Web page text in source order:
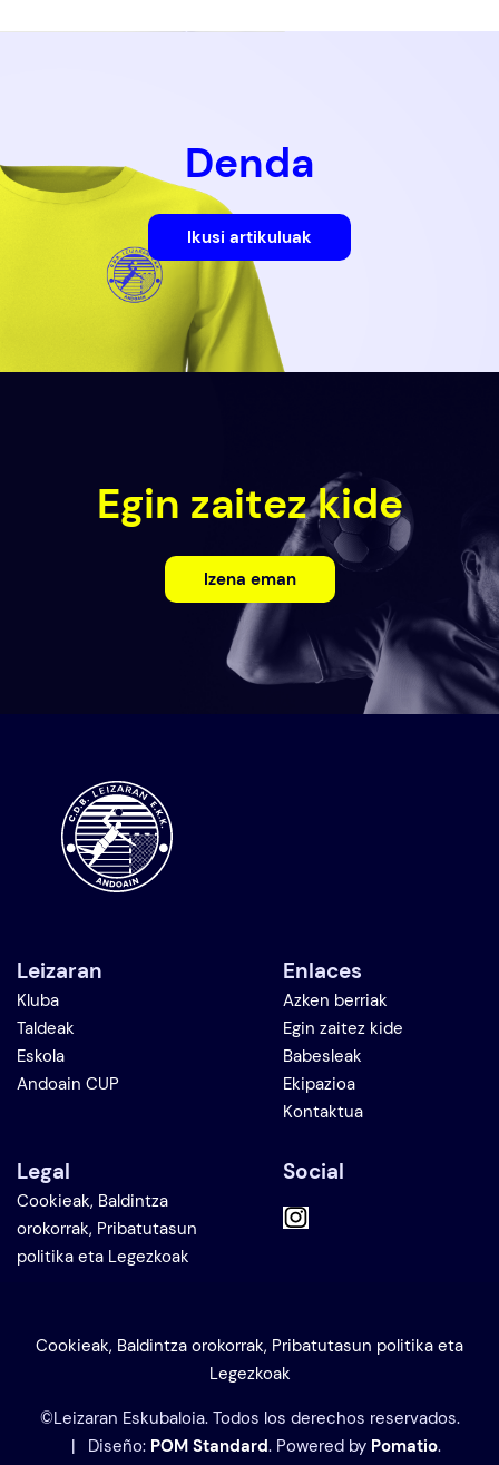
Denda
Ikusi artikuluak
Egin zaitez kide
Izena eman
Leizaran
Kluba
Taldeak
Eskola
Andoain CUP
Enlaces
Azken berriak
Egin zaitez kide
Babesleak
Ekipazioa
Kontaktua
Legal
Cookieak, Baldintza
orokorrak, Pribatutasun
politika eta Legezkoak
Social
Cookieak, Baldintza orokorrak, Pribatutasun politika eta
Legezkoak
©Leizaran Eskubaloia. Todos los derechos reservados.
| Diseño: POM Standard. Powered by Pomatio.